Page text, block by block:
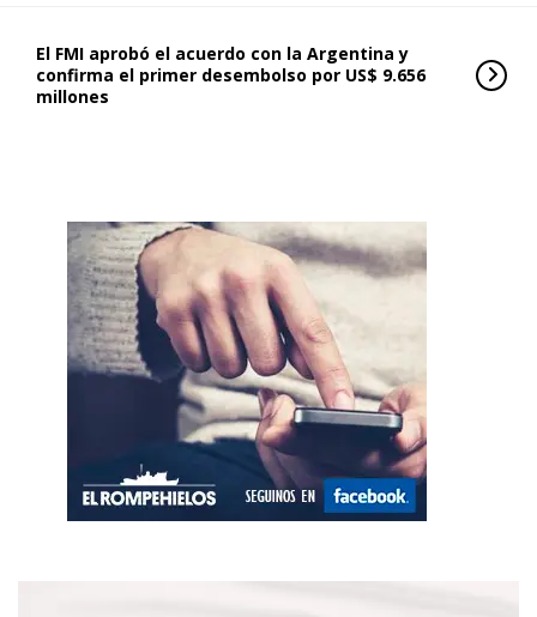
El FMI aprobó el acuerdo con la Argentina y
confirma el primer desembolso por US$ 9.656
millones